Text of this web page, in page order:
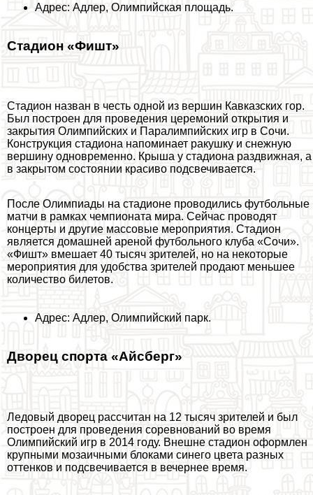
Адрес: Адлер, Олимпийская площадь.
Стадион «Фишт»
Стадион назван в честь одной из вершин Кавказских гор.
Был построен для проведения церемоний открытия и
закрытия Олимпийских и Паралимпийских игр в Сочи.
Конструкция стадиона напоминает paкушку и снежную
вершину одновременно. Крыша у стадиона раздвижная, а
в закрытом состоянии красиво подсвечивается.
После Олимпиады на стадионе проводились футбольные
матчи в рамках чемпионата мира. Сейчас проводят
концерты и другие массовые мероприятия. Стадион
является домашней ареной футбольного клуба «Сочи».
«Фишт» вмешает 40 тысяч зрителей, но на некоторые
мероприятия для удобства зрителей продают меньшее
количество билетов.
Адрес: Адлер, Олимпийский парк.
Дворец спорта «Айсберг»
Ледовый дворец рассчитан на 12 тысяч зрителей и был
построен для проведения соревнований во время
Олимпийский игр в 2014 году. Внешне стадион оформлен
крупными мозаичными блоками синего цвета разных
оттенков и подсвечивается в вечернее время.